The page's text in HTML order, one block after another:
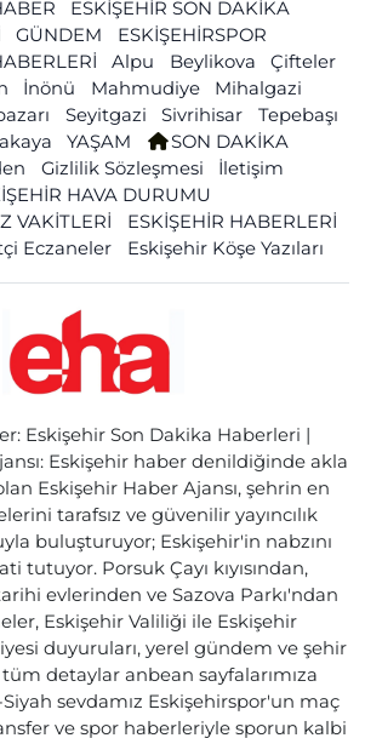
ESKİŞEHİR SON DAKİKA
GÜNDEM
ESKİŞEHİRSPOR
Alpu Beylikova
Çifteler
İnönü Mahmudiye
Mihalgazi
Seyitgazi Sivrihisar
Tepebaşı
YAŞAM
SON DAKİKA
Gizlilik Sözleşmesi
İletişim
HAVA DURUMU
VAKİTLERİ
ESKİŞEHİR HABERLERİ
Eczaneler
Eskişehir Köşe Yazıları
Eskişehir Son Dakika Haberleri |
Eskişehir haber denildiğinde akla
Eskişehir Haber Ajansı, şehrin en
tarafsız ve güvenilir yayıncılık
buluşturuyor; Eskişehir'in nabzını
tutuyor. Porsuk Çayı kıyısından,
evlerinden ve Sazova Parkı'ndan
Eskişehir Valiliği ile Eskişehir
duyuruları, yerel gündem ve şehir
detaylar anbean sayfalarımıza
Siyah sevdamız Eskişehirspor'un maç
ve spor haberleriyle sporun kalbi